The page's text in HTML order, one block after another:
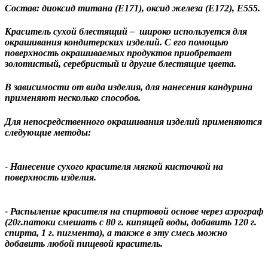
Состав: диоксид титана (Е171), оксид железа (Е172), E555.
Краситель сухой блестящий – широко используется для
окрашивания кондитерских изделий. С его помощью
поверхность окрашиваемых продуктов приобретает
золотистый, серебристый и другие блестящие цвета.
В зависимости от вида изделия, для нанесения кандурина
применяют несколько способов.
Для непосредственного окрашивания изделий применяются
следующие методы:
- Нанесение сухого красителя мягкой кисточкой на
поверхность изделия.
- Распыление красителя на спиртовой основе через аэрограф
(20г.патоки смешать с 80 г. кипящей воды, добавить 120 г.
спирта, 1 г. пигмента), а также в эту смесь можно
добавить любой пищевой краситель.